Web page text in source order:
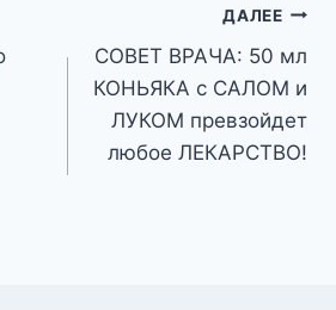
ДАЛЕЕ
СОВЕТ ВРАЧА: 50 мл
КОНЬЯКА с САЛОМ и
ЛУКОМ превзойдет
любое ЛЕКАРСТВО!